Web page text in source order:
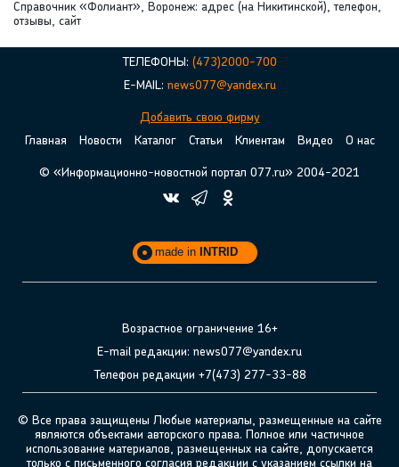
Справочник «Фолиант», Воронеж: адрес (на Никитинской), телефон,
отзывы, сайт
ТЕЛЕФОНЫ: (473)2000-700
E-MAIL: news077@yandex.ru
Добавить свою фирму
Главная
Новости Каталог Статьи Клиентам Видео О нас
© «Информационно-новостной портал 077.ru» 2004-2021
made in INTRID
Возрастное ограничение 16+
E-mail редакции: news077@yandex.ru
Телефон редакции +7(473) 277-33-88
© Все права защищены Любые материалы, размещенные на сайте
являются объектами авторского права. Полное или частичное
использование материалов, размещенных на сайте, допускается
только с письменного согласия редакции с указанием ссылки на